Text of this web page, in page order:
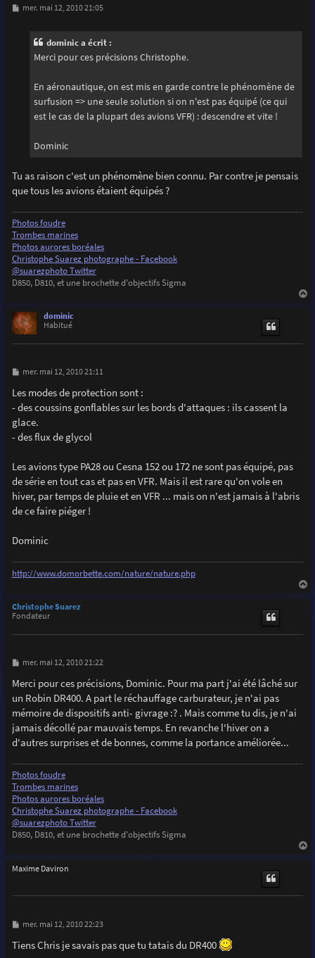
M
mer. mai 12, 2010 21:05
dominic a écrit :
Merci pour ces précisions Christophe.
En aéronautique, on est mis en garde contre le phénomène de
surfusion => une seule solution si on n'est pas équipé (ce qui
est le cas de la plupart des avions VFR) : descendre et vite !
Dominic
Tu as raison c'est un phénomène bien connu. Par contre je pensais
que tous les avions étaient équipés ?
Photos foudre
Trombes marines
Photos aurores boréales
Christophe Suarez photographe - Facebook
@suarezphoto Twitter
D850, D810, et une brochette d'objectifs Sigma
dominic
Habitué
M
s
s
a
e
mer. mai 12, 2010 21:11
Les modes de protection sont :
- des coussins gonflables sur les bords d'attaques : ils cassent la
glace.
- des flux de glycol
Les avions type PA28 ou Cesna 152 ou 172 ne sont pas équipé, pas
de série en tout cas et pas en VFR. Mais il est rare qu'on vole en
hiver, par temps de pluie et en VFR ... mais on n'est jamais à l'abris
de ce faire piéger !
Dominic
http://www.domorbette.com/nature/nature.php
Christophe Suarez
Fondateur
M
s
s
a
g
e
mer. mai 12, 2010 21:22
Merci pour ces précisions, Dominic. Pour ma part j'ai été lâché sur
un Robin DR400. A part le réchauffage carburateur, je n'ai pas
mémoire de dispositifs anti- givrage :? . Mais comme tu dis, je n'ai
jamais décollé par mauvais temps. En revanche l'hiver on a
d'autres surprises et de bonnes, comme la portance améliorée...
Photos foudre
Trombes marines
Photos aurores boréales
Christophe Suarez photographe - Facebook
@suarezphoto Twitter
D850, D810, et une brochette d'objectifs Sigma
Maxime Daviron
M
s
s
mer. mai 12, 2010 22:23
Tiens Chris je savais pas que tu tatais du DR400